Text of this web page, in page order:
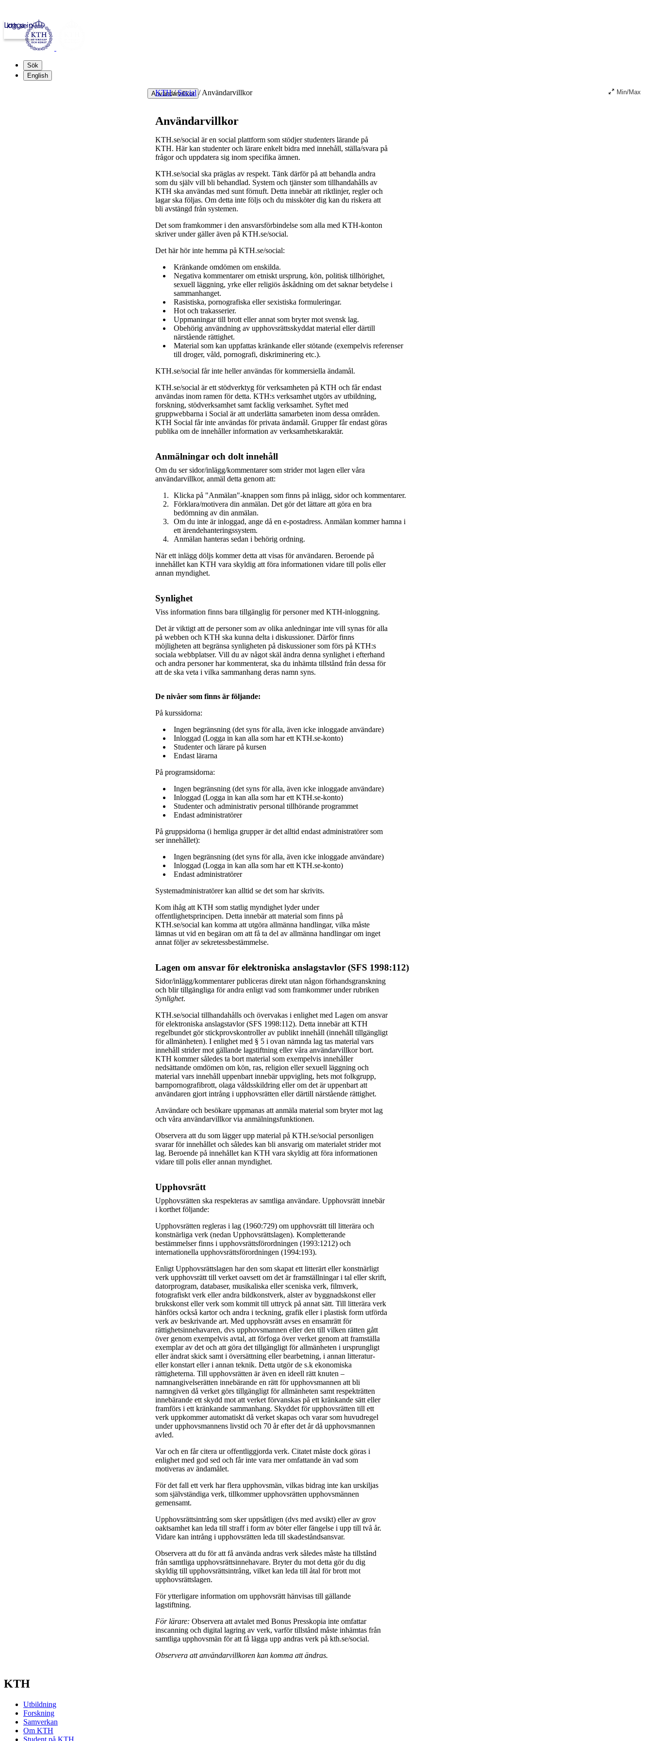
kth.se
Logga in
Sök
English
Användarvillkor
KTH / Social /Användarvillkor Min/Max
Användarvillkor
KTH.se/social är en social plattform som stödjer studenters lärande på
KTH. Här kan studenter och lärare enkelt bidra med innehåll, ställa/svara på
frågor och uppdatera sig inom specifika ämnen.
KTH.se/social ska präglas av respekt. Tänk därför på att behandla andra
som du själv vill bli behandlad. System och tjänster som tillhandahålls av
KTH ska användas med sunt förnuft. Detta innebär att riktlinjer, regler och
lagar ska följas. Om detta inte följs och du missköter dig kan du riskera att
bli avstängd från systemen.
Det som framkommer i den ansvarsförbindelse som alla med KTH-konton
skriver under gäller även på KTH.se/social.
Det här hör inte hemma på KTH.se/social:
Kränkande omdömen om enskilda.
Negativa kommentarer om etniskt ursprung, kön, politisk tillhörighet,
sexuell läggning, yrke eller religiös åskådning om det saknar betydelse i
sammanhanget.
Rasistiska, pornografiska eller sexistiska formuleringar.
Hot och trakasserier.
Uppmaningar till brott eller annat som bryter mot svensk lag.
Obehörig användning av upphovsrättsskyddat material eller därtill
närstående rättighet.
Material som kan uppfattas kränkande eller stötande (exempelvis referenser
till droger, våld, pornografi, diskriminering etc.).
KTH.se/social får inte heller användas för kommersiella ändamål.
KTH.se/social är ett stödverktyg för verksamheten på KTH och får endast
användas inom ramen för detta. KTH:s verksamhet utgörs av utbildning,
forskning, stödverksamhet samt facklig verksamhet. Syftet med
gruppwebbarna i Social är att underlätta samarbeten inom dessa områden.
KTH Social får inte användas för privata ändamål. Grupper får endast göras
publika om de innehåller information av verksamhetskaraktär.
Anmälningar och dolt innehåll
Om du ser sidor/inlägg/kommentarer som strider mot lagen eller våra
användarvillkor, anmäl detta genom att:
Klicka på "Anmälan"-knappen som finns på inlägg, sidor och kommentarer.
Förklara/motivera din anmälan. Det gör det lättare att göra en bra
bedömning av din anmälan.
Om du inte är inloggad, ange då en e-postadress. Anmälan kommer hamna i
ett ärendehanteringssystem.
Anmälan hanteras sedan i behörig ordning.
När ett inlägg döljs kommer detta att visas för användaren. Beroende på
innehållet kan KTH vara skyldig att föra informationen vidare till polis eller
annan myndighet.
Synlighet
Viss information finns bara tillgänglig för personer med KTH-inloggning.
Det är viktigt att de personer som av olika anledningar inte vill synas för alla
på webben och KTH ska kunna delta i diskussioner. Därför finns
möjligheten att begränsa synligheten på diskussioner som förs på KTH:s
sociala webbplatser. Vill du av något skäl ändra denna synlighet i efterhand
och andra personer har kommenterat, ska du inhämta tillstånd från dessa för
att de ska veta i vilka sammanhang deras namn syns.
De nivåer som finns är följande:
På kurssidorna:
Ingen begränsning (det syns för alla, även icke inloggade användare)
Inloggad (Logga in kan alla som har ett KTH.se-konto)
Studenter och lärare på kursen
Endast lärarna
På programsidorna:
Ingen begränsning (det syns för alla, även icke inloggade användare)
Inloggad (Logga in kan alla som har ett KTH.se-konto)
Studenter och administrativ personal tillhörande programmet
Endast administratörer
På gruppsidorna (i hemliga grupper är det alltid endast administratörer som
ser innehållet):
Ingen begränsning (det syns för alla, även icke inloggade användare)
Inloggad (Logga in kan alla som har ett KTH.se-konto)
Endast administratörer
Systemadministratörer kan alltid se det som har skrivits.
Kom ihåg att KTH som statlig myndighet lyder under
offentlighetsprincipen. Detta innebär att material som finns på
KTH.se/social kan komma att utgöra allmänna handlingar, vilka måste
lämnas ut vid en begäran om att få ta del av allmänna handlingar om inget
annat följer av sekretessbestämmelse.
Lagen om ansvar för elektroniska anslagstavlor (SFS 1998:112)
Sidor/inlägg/kommentarer publiceras direkt utan någon förhandsgranskning
och blir tillgängliga för andra enligt vad som framkommer under rubriken
Synlighet.
KTH.se/social tillhandahålls och övervakas i enlighet med Lagen om ansvar
för elektroniska anslagstavlor (SFS 1998:112). Detta innebär att KTH
regelbundet gör stickprovskontroller av publikt innehåll (innehåll tillgängligt
för allmänheten). I enlighet med § 5 i ovan nämnda lag tas material vars
innehåll strider mot gällande lagstiftning eller våra användarvillkor bort.
KTH kommer således ta bort material som exempelvis innehåller
nedsättande omdömen om kön, ras, religion eller sexuell läggning och
material vars innehåll uppenbart innebär uppvigling, hets mot folkgrupp,
barnpornografibrott, olaga våldsskildring eller om det är uppenbart att
användaren gjort intrång i upphovsrätten eller därtill närstående rättighet.
Användare och besökare uppmanas att anmäla material som bryter mot lag
och våra användarvillkor via anmälningsfunktionen.
Observera att du som lägger upp material på KTH.se/social personligen
svarar för innehållet och således kan bli ansvarig om materialet strider mot
lag. Beroende på innehållet kan KTH vara skyldig att föra informationen
vidare till polis eller annan myndighet.
Upphovsrätt
Upphovsrätten ska respekteras av samtliga användare. Upphovsrätt innebär
i korthet följande:
Upphovsrätten regleras i lag (1960:729) om upphovsrätt till litterära och
konstnärliga verk (nedan Upphovsrättslagen). Kompletterande
bestämmelser finns i upphovsrättsförordningen (1993:1212) och
internationella upphovsrättsförordningen (1994:193).
Enligt Upphovsrättslagen har den som skapat ett litterärt eller konstnärligt
verk upphovsrätt till verket oavsett om det är framställningar i tal eller skrift,
datorprogram, databaser, musikaliska eller sceniska verk, filmverk,
fotografiskt verk eller andra bildkonstverk, alster av byggnadskonst eller
brukskonst eller verk som kommit till uttryck på annat sätt. Till litterära verk
hänförs också kartor och andra i teckning, grafik eller i plastisk form utförda
verk av beskrivande art. Med upphovsrätt avses en ensamrätt för
rättighetsinnehavaren, dvs upphovsmannen eller den till vilken rätten gått
över genom exempelvis avtal, att förfoga över verket genom att framställa
exemplar av det och att göra det tillgängligt för allmänheten i ursprungligt
eller ändrat skick samt i översättning eller bearbetning, i annan litteratur-
eller konstart eller i annan teknik. Detta utgör de s.k ekonomiska
rättigheterna. Till upphovsrätten är även en ideell rätt knuten –
namnangivelserätten innebärande en rätt för upphovsmannen att bli
namngiven då verket görs tillgängligt för allmänheten samt respekträtten
innebärande ett skydd mot att verket förvanskas på ett kränkande sätt eller
framförs i ett kränkande sammanhang. Skyddet för upphovsrätten till ett
verk uppkommer automatiskt då verket skapas och varar som huvudregel
under upphovsmannens livstid och 70 år efter det år då upphovsmannen
avled.
Var och en får citera ur offentliggjorda verk. Citatet måste dock göras i
enlighet med god sed och får inte vara mer omfattande än vad som
motiveras av ändamålet.
För det fall ett verk har flera upphovsmän, vilkas bidrag inte kan urskiljas
som självständiga verk, tillkommer upphovsrätten upphovsmännen
gemensamt.
Upphovsrättsintrång som sker uppsåtligen (dvs med avsikt) eller av grov
oaktsamhet kan leda till straff i form av böter eller fängelse i upp till två år.
Vidare kan intrång i upphovsrätten leda till skadeståndsansvar.
Observera att du för att få använda andras verk således måste ha tillstånd
från samtliga upphovsrättsinnehavare. Bryter du mot detta gör du dig
skyldig till upphovsrättsintrång, vilket kan leda till åtal för brott mot
upphovsrättslagen.
För ytterligare information om upphovsrätt hänvisas till gällande
lagstiftning.
För lärare: Observera att avtalet med Bonus Presskopia inte omfattar
inscanning och digital lagring av verk, varför tillstånd måste inhämtas från
samtliga upphovsmän för att få lägga upp andras verk på kth.se/social.
Observera att användarvillkoren kan komma att ändras.
KTH
Utbildning
Forskning
Samverkan
Om KTH
Student på KTH